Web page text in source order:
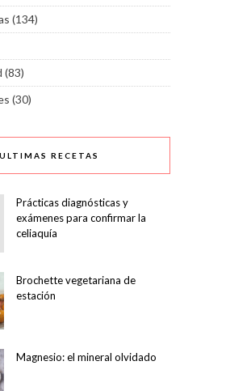
(134)
(83)
(30)
ULTIMAS RECETAS
Prácticas diagnósticas y
exámenes para confirmar la
celiaquía
Brochette vegetariana de
estación
Magnesio: el mineral olvidado